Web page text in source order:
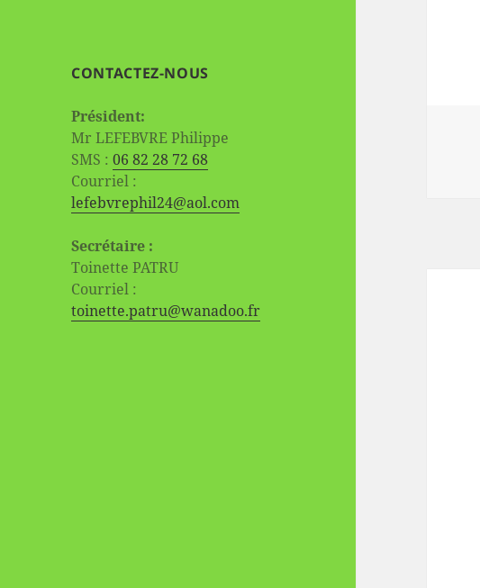
CONTACTEZ-NOUS
Président:
Mr LEFEBVRE Philippe
SMS :06 82 28 72 68
Courriel :
lefebvrephil24@aol.com
Secrétaire :
Toinette PATRU
Courriel :
toinette.patru@wanadoo.fr